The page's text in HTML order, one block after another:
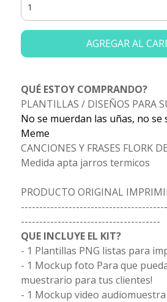
AGREGAR AL
QUÉ ESTOY COMPRANDO?
PLANTILLAS / DISEÑOS PARA
No se muerdan las uñas, no se
Meme
CANCIONES Y FRASES FLORK
Medida apta jarros termicos
PRODUCTO ORIGINAL
--------------------------------------
QUE INCLUYE EL KIT?
- 1 Plantillas PNG listas para
- 1 Mockup foto Para que
muestrario para tus clientes!
- 1 Mockup video audiomuestra